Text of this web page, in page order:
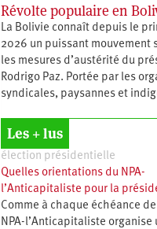
Révolte populaire en
La Bolivie connaît depuis le
2026 un puissant mouvement
les mesures d’austérité du
Rodrigo Paz. Portée par les
syndicales, paysannes et
Les + lus
élection présidentielle
Quelles orientations du NPA-
l’Anticapitaliste pour la
Comme à chaque échéance
NPA-l’Anticapitaliste organise